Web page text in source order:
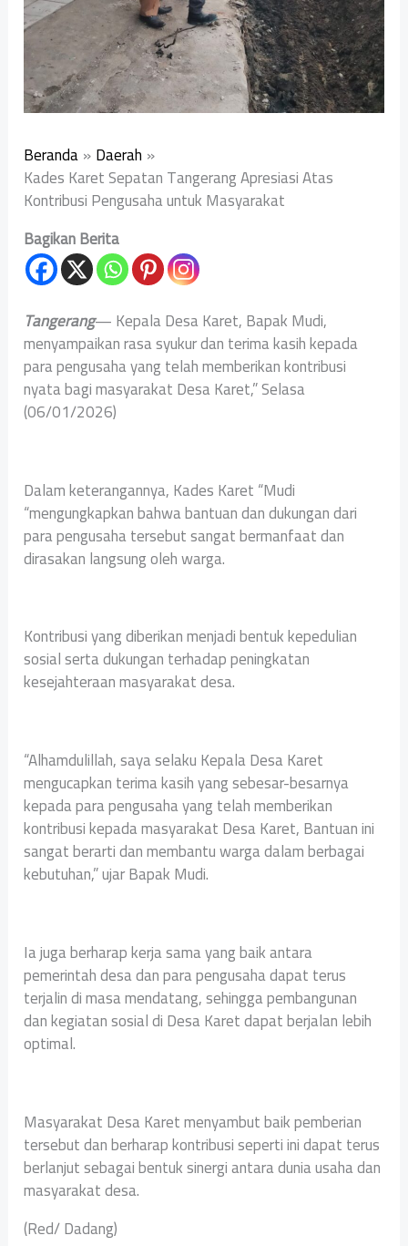
Beranda Daerah
Kades Karet Sepatan Tangerang Apresiasi Atas
Kontribusi Pengusaha untuk Masyarakat
Bagikan Berita
Tangerang— Kepala Desa Karet, Bapak Mudi,
menyampaikan rasa syukur dan terima kasih kepada
para pengusaha yang telah memberikan kontribusi
nyata bagi masyarakat Desa Karet,” Selasa
(06/01/2026)
Dalam keterangannya, Kades Karet “Mudi
“mengungkapkan bahwa bantuan dan dukungan dari
para pengusaha tersebut sangat bermanfaat dan
dirasakan langsung oleh warga.
Kontribusi yang diberikan menjadi bentuk kepedulian
sosial serta dukungan terhadap peningkatan
kesejahteraan masyarakat desa.
“Alhamdulillah, saya selaku Kepala Desa Karet
mengucapkan terima kasih yang sebesar-besarnya
kepada para pengusaha yang telah memberikan
kontribusi kepada masyarakat Desa Karet, Bantuan ini
sangat berarti dan membantu warga dalam berbagai
kebutuhan,” ujar Bapak Mudi.
Ia juga berharap kerja sama yang baik antara
pemerintah desa dan para pengusaha dapat terus
terjalin di masa mendatang, sehingga pembangunan
dan kegiatan sosial di Desa Karet dapat berjalan lebih
optimal.
Masyarakat Desa Karet menyambut baik pemberian
tersebut dan berharap kontribusi seperti ini dapat terus
berlanjut sebagai bentuk sinergi antara dunia usaha dan
masyarakat desa.
(Red/ Dadang)